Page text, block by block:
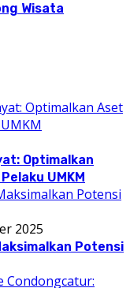
Wisata
Optimalkan
UMKM
2025
Potensi